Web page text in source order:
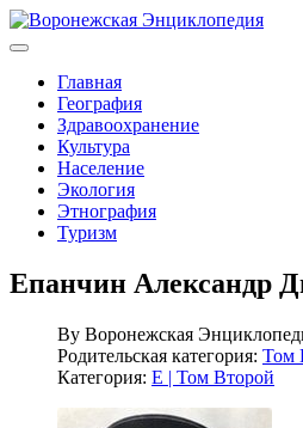
Главная
География
Здравоохранение
Культура
Население
Экология
Этнография
Туризм
Епанчин Александр
By Воронежская
Родительская категория: Том
Категория: Е | Том Второй